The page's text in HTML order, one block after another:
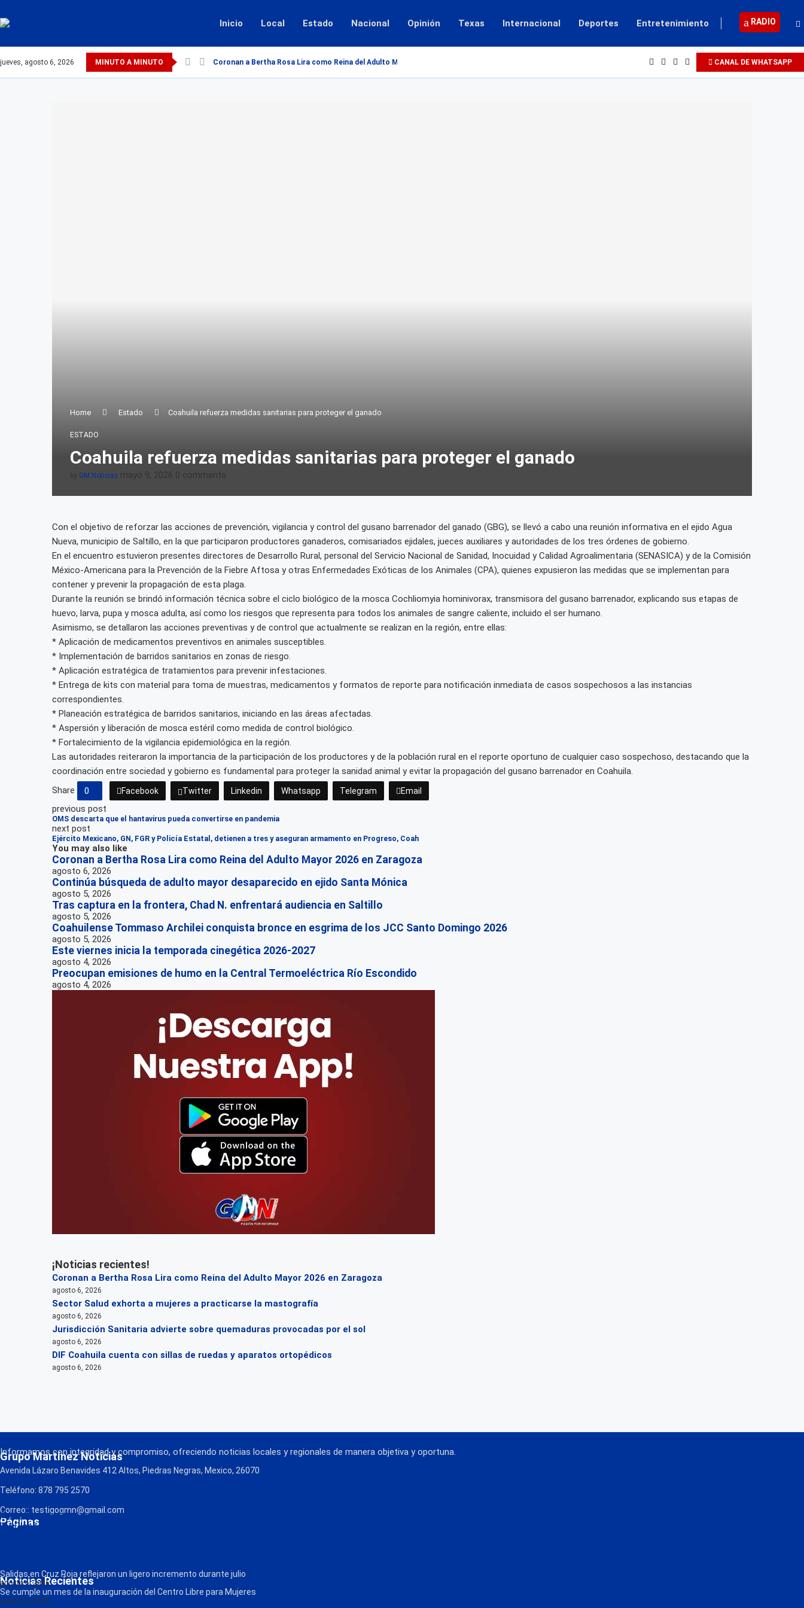
Inicio Local Estado Nacional Opinión Texas Internacional Deportes Entretenimiento RADIO
jueves, agosto 6, 2026 MINUTO A MINUTO Coronan a Bertha Rosa Lira como Reina del Adulto Mayor 2026... CANAL DE WHATSAPP
Home Estado Coahuila refuerza medidas sanitarias para proteger el ganado
ESTADO
Coahuila refuerza medidas sanitarias para proteger el ganado
by GM Noticias mayo 9, 2026 0 comments
Con el objetivo de reforzar las acciones de prevención, vigilancia y control del gusano barrenador del ganado (GBG), se llevó a cabo una reunión informativa en el ejido Agua
Nueva, municipio de Saltillo, en la que participaron productores ganaderos, comisariados ejidales, jueces auxiliares y autoridades de los tres órdenes de gobierno.
En el encuentro estuvieron presentes directores de Desarrollo Rural, personal del Servicio Nacional de Sanidad, Inocuidad y Calidad Agroalimentaria (SENASICA) y de la Comisión
México-Americana para la Prevención de la Fiebre Aftosa y otras Enfermedades Exóticas de los Animales (CPA), quienes expusieron las medidas que se implementan para
contener y prevenir la propagación de esta plaga.
Durante la reunión se brindó información técnica sobre el ciclo biológico de la mosca Cochliomyia hominivorax, transmisora del gusano barrenador, explicando sus etapas de
huevo, larva, pupa y mosca adulta, así como los riesgos que representa para todos los animales de sangre caliente, incluido el ser humano.
Asimismo, se detallaron las acciones preventivas y de control que actualmente se realizan en la región, entre ellas:
* Aplicación de medicamentos preventivos en animales susceptibles.
* Implementación de barridos sanitarios en zonas de riesgo.
* Aplicación estratégica de tratamientos para prevenir infestaciones.
* Entrega de kits con material para toma de muestras, medicamentos y formatos de reporte para notificación inmediata de casos sospechosos a las instancias
correspondientes.
* Planeación estratégica de barridos sanitarios, iniciando en las áreas afectadas.
* Aspersión y liberación de mosca estéril como medida de control biológico.
* Fortalecimiento de la vigilancia epidemiológica en la región.
Las autoridades reiteraron la importancia de la participación de los productores y de la población rural en el reporte oportuno de cualquier caso sospechoso, destacando que la
coordinación entre sociedad y gobierno es fundamental para proteger la sanidad animal y evitar la propagación del gusano barrenador en Coahuila.
Share
0 Facebook Twitter Linkedin Whatsapp Telegram Email
previous post
OMS descarta que el hantavirus pueda convertirse en pandemia
next post
Ejército Mexicano, GN, FGR y Policía Estatal, detienen a tres y aseguran armamento en Progreso, Coah
You may also like
Coronan a Bertha Rosa Lira como Reina del Adulto Mayor 2026 en Zaragoza
agosto 6, 2026
Continúa búsqueda de adulto mayor desaparecido en ejido Santa Mónica
agosto 5, 2026
Tras captura en la frontera, Chad N. enfrentará audiencia en Saltillo
agosto 5, 2026
Coahuilense Tommaso Archilei conquista bronce en esgrima de los JCC Santo Domingo 2026
agosto 5, 2026
Este viernes inicia la temporada cinegética 2026-2027
agosto 4, 2026
Preocupan emisiones de humo en la Central Termoeléctrica Río Escondido
agosto 4, 2026
¡Noticias recientes!
Coronan a Bertha Rosa Lira como Reina del Adulto Mayor 2026 en Zaragoza
agosto 6, 2026
Sector Salud exhorta a mujeres a practicarse la mastografía
agosto 6, 2026
Jurisdicción Sanitaria advierte sobre quemaduras provocadas por el sol
agosto 6, 2026
DIF Coahuila cuenta con sillas de ruedas y aparatos ortopédicos
agosto 6, 2026
Grupo Martínez Noticias
Informamos con integridad y compromiso, ofreciendo noticias locales y regionales de manera objetiva y oportuna.
Avenida Lázaro Benavides 412 Altos, Piedras Negras, Mexico, 26070
Teléfono: 878 795 2570
Correo:: testigogmn@gmail.com
Páginas
¡Descarga nuestra App!
FM Globo
Radio
Noticias Recientes
Salidas en Cruz Roja reflejaron un ligero incremento durante julio
agosto 6, 2026
Se cumple un mes de la inauguración del Centro Libre para Mujeres
agosto 6, 2026